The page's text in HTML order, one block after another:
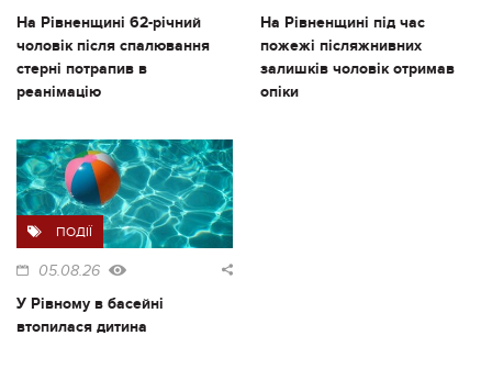
На Рівненщині 62-річний
чоловік після спалювання
стерні потрапив в
реанімацію
На Рівненщині під час
пожежі післяжнивних
залишків чоловік отримав
опіки
ПОДІЇ
05.08.26
У Рівному в басейні
втопилася дитина